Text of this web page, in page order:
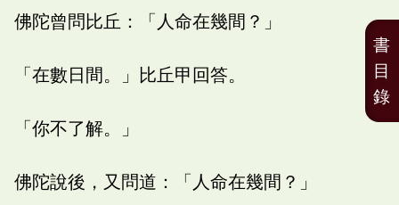
佛陀曾問比丘：「人命在幾間？」
「在數日間。」比丘甲回答。
「你不了解。」
佛陀說後，又問道：「人命在幾間？」
書
目
錄